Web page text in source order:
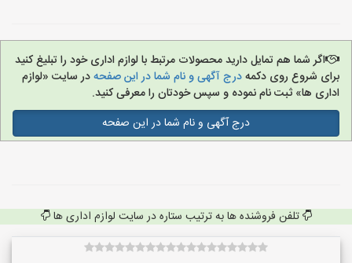
اگر شما هم تمایل دارید محصولات مرتبط با لوازم اداری خود را تبلیغ کنید
برای شروع روی دکمهدرج آگهی و نام شما در این صفحهدر سایت «لوازم
اداری ها» ثبت نام نموده و سپس خودتان را معرفی کنید.
درج آگهی و نام شما در این صفحه
تلفن فروشنده ها به ترتیب ستاره در سایت لوازم اداری ها